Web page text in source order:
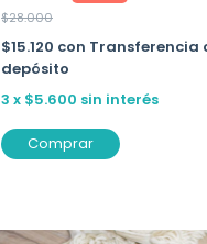
$28.000
$15.120 con Transferencia
depósito
3 x $5.600 sin interés
Comprar